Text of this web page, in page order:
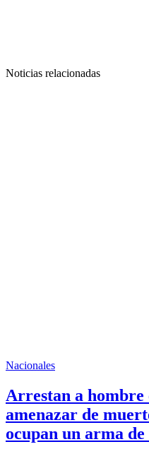
Noticias relacionadas
Nacionales
Arrestan a hombre
amenazar de
ocupan un arma de